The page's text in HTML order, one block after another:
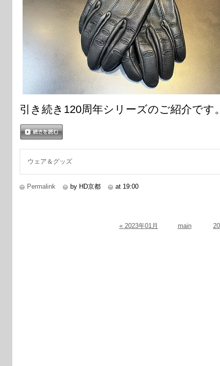
引き続き120周年シリーズのご紹介です
ウェア＆グッズ
Permalink by HD京都 at 19:00
« 2023年01月 main